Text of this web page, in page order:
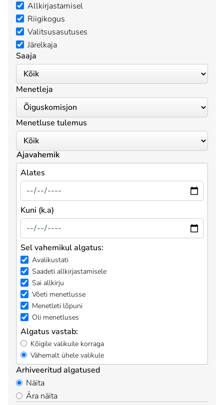
Allkirjastamisel
Riigikogus
Valitsusasutuses
Järelkaja
Saaja
Menetleja
Menetluse tulemus
Ajavahemik
Alates
Kuni (k.a)
Sel vahemikul algatus:
Avalikustati
Saadeti allkirjastamisele
Sai allkirju
Võeti menetlusse
Menetleti lõpuni
Oli menetluses
Algatus vastab:
Kõigile valikuile korraga
Vähemalt ühele valikule
Arhiveeritud algatused
Näita
Ära näita